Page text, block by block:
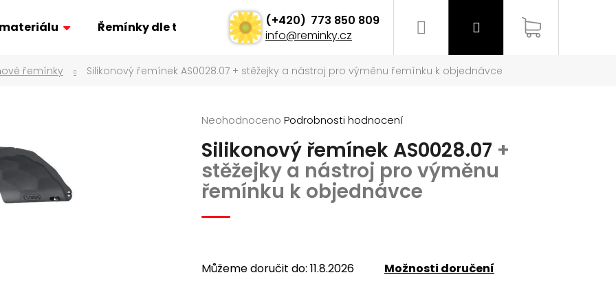
Řemínky dle typu Ostatní
info@reminky.cz
773 850 809 PřihlášeníNákupní
řemínky Silikonový řemínek AS0028.07 + stěžejky a nástroj pro výměnu řemínku k objednávce
Průměrné
produktu
je
0,0
z
5
hvězdiček.
Neohodnoceno Podrobnosti hodnocení
Silikonový řemínek AS0028.07 +
stěžejky a nástroj pro výměnu
řemínku k objednávce
Můžeme doručit do: 11.8.2026 Možnosti doručení
Co potřebujete najít?
Hledat
Doporučujeme